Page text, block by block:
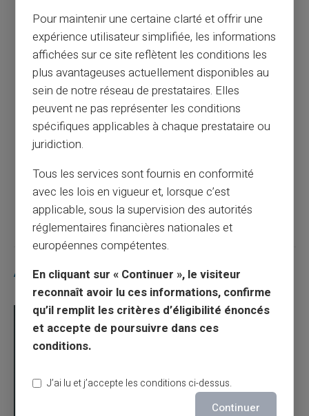
Paiement sécurisé en ligne : guide complet
pour les consommateurs
Article précédent
Protection contre le phishing bancaire :
Article suivant
Articles similaires
Pour maintenir une certaine clarté et offrir une
expérience utilisateur simplifiée, les informations
affichées sur ce site reflètent les conditions les
plus avantageuses actuellement disponibles au
sein de notre réseau de prestataires. Elles
peuvent ne pas représenter les conditions
spécifiques applicables à chaque prestataire ou
juridiction.
Tous les services sont fournis en conformité
avec les lois en vigueur et, lorsque c’est
applicable, sous la supervision des autorités
réglementaires financières nationales et
européennes compétentes.
En cliquant sur « Continuer », le visiteur
reconnaît avoir lu ces informations, confirme
qu’il remplit les critères d’éligibilité énoncés
et accepte de poursuivre dans ces
conditions.
J’ai lu et j’accepte les conditions ci-dessus.
Continuer